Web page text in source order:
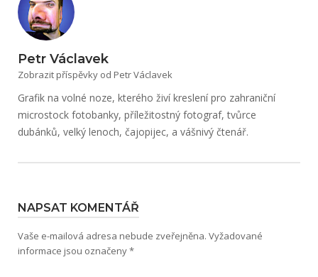
Petr Václavek
Zobrazit příspěvky od Petr Václavek
Grafik na volné noze, kterého živí kreslení pro zahraniční
microstock fotobanky, příležitostný fotograf, tvůrce
dubánků, velký lenoch, čajopijec, a vášnivý čtenář.
NAPSAT KOMENTÁŘ
Vaše e-mailová adresa nebude zveřejněna. Vyžadované
informace jsou označeny*